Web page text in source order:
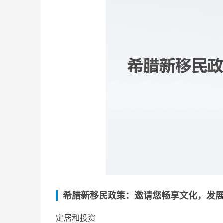
希腊新移民政策：邀请您畅享文化，发
定居和投资